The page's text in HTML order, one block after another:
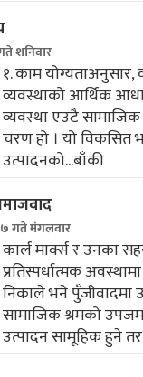
शनिवार
१. काम
व्यवस्थाको आर्थिक
व्यवस्था एउटै
चरण हो । यो विकसित
उत्पादनको...बाँकी
गते मंगलवार
कार्ल मार्क्स र उनका
प्रतिस्पर्धात्मक
निकाले भने पुँजीवादमा
सामाजिक श्रमको
उत्पादन सामूहिक हुने